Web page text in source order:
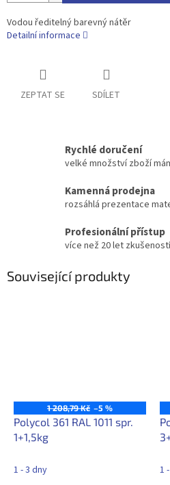
Vodou ředitelný barevný nátěr
Detailní informace
ZEPTAT SE SDÍLET
Rychlé doručení
velké množství zboží
Kamenná prodejna
rozsáhlá prezentace
Profesionální přístup
více než 20 let zkušeností
Související produkty
1 208,79 Kč –5 %
Polycol 361 RAL 1011 spr.
1+1,5kg
1 - 3 dny 1